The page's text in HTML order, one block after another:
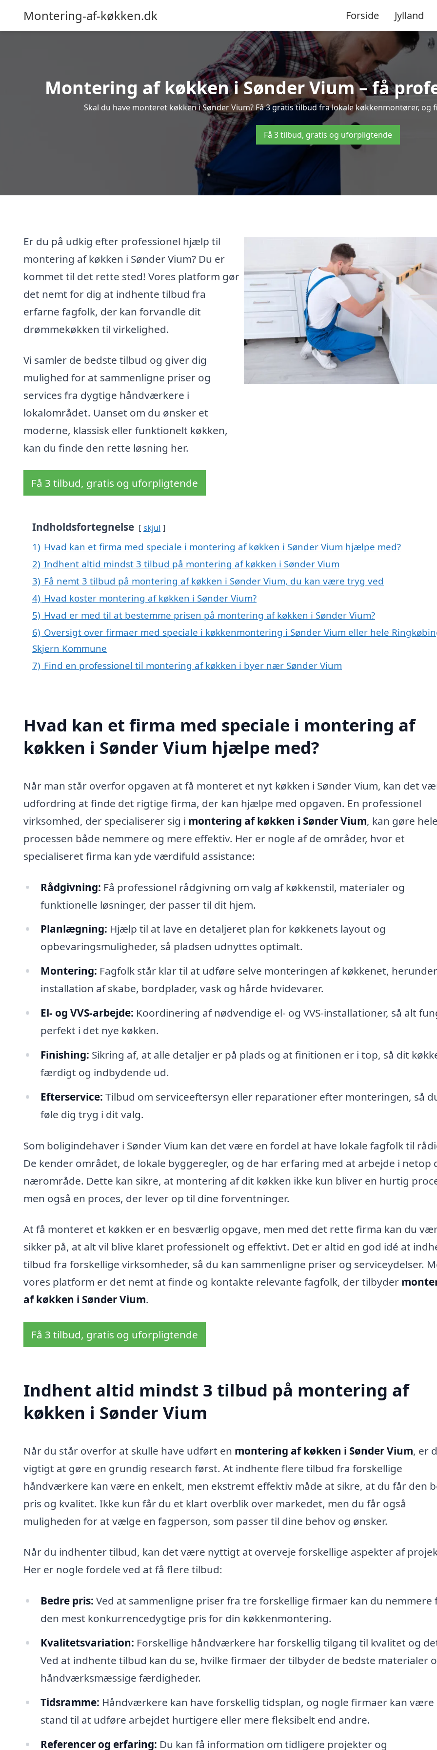
Montering-af-køkken.dk Forside Jylland
Montering af køkken i Sønder Vium – få
Skal du have monteret køkken i Sønder Vium? Få 3 gratis tilbud fra lokale køkkenmontører,
Få 3 tilbud, gratis og uforpligtende
Er du på udkig efter professionel hjælp til
montering af køkken i Sønder Vium? Du er
kommet til det rette sted! Vores platform gør
det nemt for dig at indhente tilbud fra
erfarne fagfolk, der kan forvandle dit
drømmekøkken til virkelighed.
Vi samler de bedste tilbud og giver dig
mulighed for at sammenligne priser og
services fra dygtige håndværkere i
lokalområdet. Uanset om du ønsker et
moderne, klassisk eller funktionelt køkken,
kan du finde den rette løsning her.
Få 3 tilbud, gratis og uforpligtende
Indholdsfortegnelse skjul
1) Hvad kan et firma med speciale i montering af køkken i Sønder Vium hjælpe med?
2) Indhent altid mindst 3 tilbud på montering af køkken i Sønder Vium
3) Få nemt 3 tilbud på montering af køkken i Sønder Vium, du kan være tryg ved
4) Hvad koster montering af køkken i Sønder Vium?
5) Hvad er med til at bestemme prisen på montering af køkken i Sønder Vium?
6) Oversigt over firmaer med speciale i køkkenmontering i Sønder Vium eller hele
Skjern Kommune
7) Find en professionel til montering af køkken i byer nær Sønder Vium
Hvad kan et firma med speciale i montering af
køkken i Sønder Vium hjælpe med?
Når man står overfor opgaven at få monteret et nyt køkken i Sønder Vium, kan det
udfordring at finde det rigtige firma, der kan hjælpe med opgaven. En professionel
virksomhed, der specialiserer sig i montering af køkken i Sønder Vium, kan gøre hele
processen både nemmere og mere effektiv. Her er nogle af de områder, hvor et
specialiseret firma kan yde værdifuld assistance:
Rådgivning: Få professionel rådgivning om valg af køkkenstil, materialer og
funktionelle løsninger, der passer til dit hjem.
Planlægning: Hjælp til at lave en detaljeret plan for køkkenets layout og
opbevaringsmuligheder, så pladsen udnyttes optimalt.
Montering: Fagfolk står klar til at udføre selve monteringen af køkkenet, herunder
installation af skabe, bordplader, vask og hårde hvidevarer.
El- og VVS-arbejde: Koordinering af nødvendige el- og VVS-installationer, så alt
perfekt i det nye køkken.
Finishing: Sikring af, at alle detaljer er på plads og at finitionen er i top, så dit
færdigt og indbydende ud.
Efterservice: Tilbud om serviceeftersyn eller reparationer efter monteringen, så
føle dig tryg i dit valg.
Som boligindehaver i Sønder Vium kan det være en fordel at have lokale fagfolk til
De kender området, de lokale byggeregler, og de har erfaring med at arbejde i netop
nærområde. Dette kan sikre, at montering af dit køkken ikke kun bliver en hurtig
men også en proces, der lever op til dine forventninger.
At få monteret et køkken er en besværlig opgave, men med det rette firma kan du
sikker på, at alt vil blive klaret professionelt og effektivt. Det er altid en god idé at
tilbud fra forskellige virksomheder, så du kan sammenligne priser og serviceydelser.
vores platform er det nemt at finde og kontakte relevante fagfolk, der tilbyder
af køkken i Sønder Vium.
Få 3 tilbud, gratis og uforpligtende
Indhent altid mindst 3 tilbud på montering af
køkken i Sønder Vium
Når du står overfor at skulle have udført en montering af køkken i Sønder Vium, er
vigtigt at gøre en grundig research først. At indhente flere tilbud fra forskellige
håndværkere kan være en enkelt, men ekstremt effektiv måde at sikre, at du får den
pris og kvalitet. Ikke kun får du et klart overblik over markedet, men du får også
muligheden for at vælge en fagperson, som passer til dine behov og ønsker.
Når du indhenter tilbud, kan det være nyttigt at overveje forskellige aspekter af
Her er nogle fordele ved at få flere tilbud:
Bedre pris: Ved at sammenligne priser fra tre forskellige firmaer kan du nemmere
den mest konkurrencedygtige pris for din køkkenmontering.
Kvalitetsvariation: Forskellige håndværkere har forskellig tilgang til kvalitet og
Ved at indhente tilbud kan du se, hvilke firmaer der tilbyder de bedste materialer
håndværksmæssige færdigheder.
Tidsramme: Håndværkere kan have forskellig tidsplan, og nogle firmaer kan være
stand til at udføre arbejdet hurtigere eller mere fleksibelt end andre.
Referencer og erfaring: Du kan få information om tidligere projekter og